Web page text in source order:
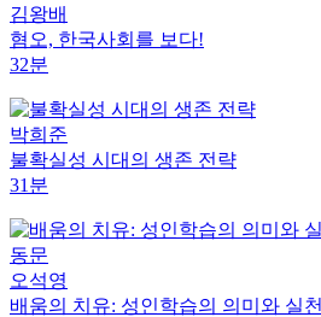
김왕배
혐오, 한국사회를 보다!
32분
박희준
불확실성 시대의 생존 전략
31분
동문
오석영
배움의 치유: 성인학습의 의미와 실천